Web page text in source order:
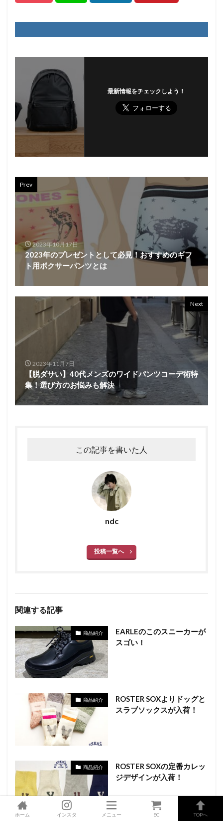
最新情報をチェックしよう！
Prev
2023年10月17日
2023年のプレゼントとして必見！おすすめのギフ
ト用ボクサーパンツとは
Next
2023年11月7日
【脱ダサい】40代メンズのワイドパンツコーデ術特
集！選び方のお悩みも解決
この記事を書いた人
ndc
投稿一覧へ
関連する記事
商品紹介
EARLEのこのスニーカーが
スゴい！
商品紹介
ROSTER SOXよりドッグと
スラブソックスが入荷！
商品紹介
ROSTER SOXの定番カレッ
ジデザインが入荷！
ホーム インスタ メニュー EC TOPへ